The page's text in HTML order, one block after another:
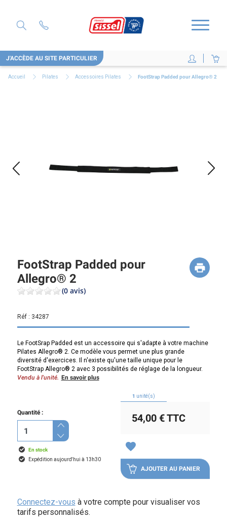
J'ACCÈDE AU SITE PARTICULIER
Accueil Pilates Accessoires Pilates FootStrap Padded pour Allegro® 2
FootStrap Padded pour
Allegro® 2
(0 avis)
Réf : 34287
Le FootSrap Padded est un accessoire qui s'adapte à votre machine
Pilates Allegro® 2. Ce modèle vous permet une plus grande
diversité d'exercices. Il n'existe qu'une taille unique pour le
FootStrap Allegro® 2 avec 3 possibilités de réglage de la longueur.
Vendu à l'unité. En savoir plus
Quantité :
En stock
Expédition aujourd'hui à 13h30
1 unité(s)
54,00 €TTC
favorite
AJOUTER AU PANIER
Connectez-vous à votre compte pour visualiser vos
tarifs personnalisés.